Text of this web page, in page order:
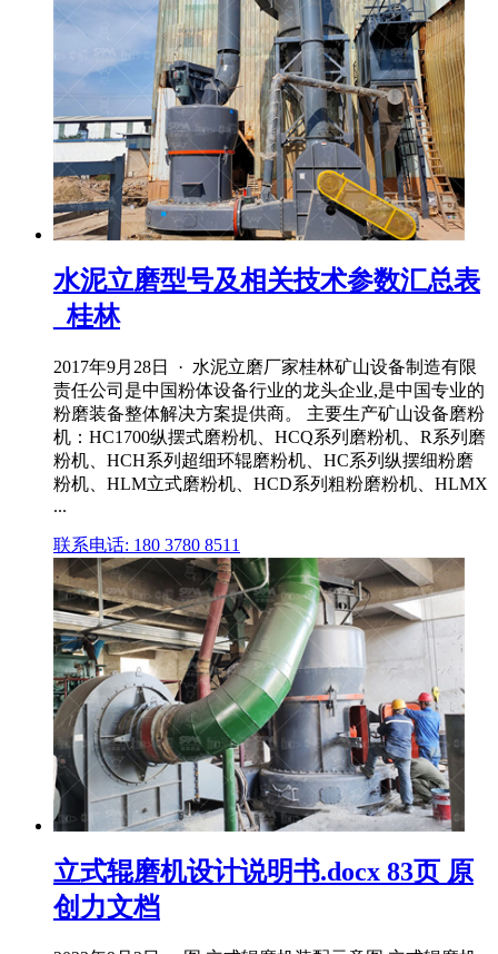
水泥立磨型号及相关技术参数汇总表
_桂林
2017年9月28日 · 水泥立磨厂家桂林矿山设备制造有限
责任公司是中国粉体设备行业的龙头企业,是中国专业的
粉磨装备整体解决方案提供商。 主要生产矿山设备磨粉
机：HC1700纵摆式磨粉机、HCQ系列磨粉机、R系列磨
粉机、HCH系列超细环辊磨粉机、HC系列纵摆细粉磨
粉机、HLM立式磨粉机、HCD系列粗粉磨粉机、HLMX
...
联系电话: 180 3780 8511
立式辊磨机设计说明书.docx 83页 原
创力文档